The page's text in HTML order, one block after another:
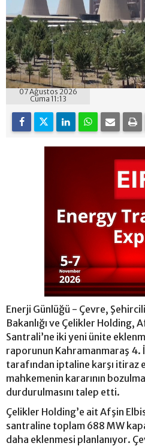
07 Ağustos 2026
Cuma 11:13
Enerji Günlüğü - Çevre,
Bakanlığı ve Çelikler Holding,
Santrali’ne iki yeni ünite
raporunun Kahramanmaraş 4.
tarafından iptaline karşı itiraz
mahkemenin kararının
durdurulmasını talep etti.
Çelikler Holding’e ait Afşin
santraline toplam 688 MW
daha eklenmesi planlanıyor.